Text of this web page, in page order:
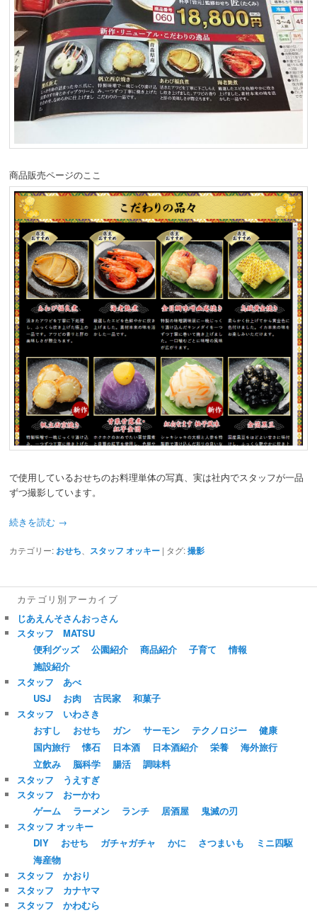
商品販売ページのここ
で使用しているおせちのお料理単体の写真、実は社内でスタッフが一品
ずつ撮影しています。
続きを読む →
カテゴリー: おせち スタッフ オッキー | タグ: 撮影
カテゴリ別アーカイブ
じあえんそさんおっさん
スタッフ MATSU
便利グッズ
公園紹介 商品紹介 子育て
情報
施設紹介
スタッフ あべ
USJ
お肉 古民家
和菓子
スタッフ いわさき
おすし
おせち ガン サーモン テクノロジー
健康
国内旅行
懐石 日本酒 日本酒紹介 栄養
海外旅行
立飲み
脳科学 腸活
調味料
スタッフ うえすぎ
スタッフ おーかわ
ゲーム
ラーメン ランチ 居酒屋
鬼滅の刃
スタッフ オッキー
DIY
おせち ガチャガチャ かに さつまいも
ミニ四駆
海産物
スタッフ かおり
スタッフ カナヤマ
スタッフ かわむら